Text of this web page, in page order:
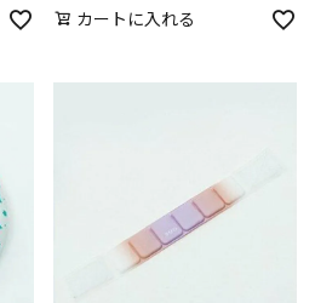
カートに入れる